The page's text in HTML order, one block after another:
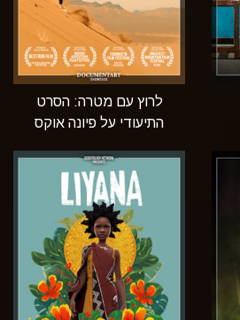
לרוץ עם מטרה: הסרט
התיעודי על פיונה אוקס